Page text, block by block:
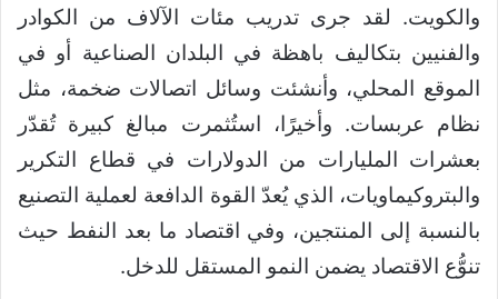
والكويت. لقد جرى تدريب مئات الآلاف من الكوادر
والفنيين بتكاليف باهظة في البلدان الصناعية أو في
الموقع المحلي، وأنشئت وسائل اتصالات ضخمة، مثل
نظام عربسات. وأخيرًا، استُثمرت مبالغ كبيرة تُقدّر
بعشرات المليارات من الدولارات في قطاع التكرير
والبتروكيماويات، الذي يُعدّ القوة الدافعة لعملية التصنيع
بالنسبة إلى المنتجين، وفي اقتصاد ما بعد النفط حيث
تنوُّع الاقتصاد يضمن النمو المستقل للدخل.